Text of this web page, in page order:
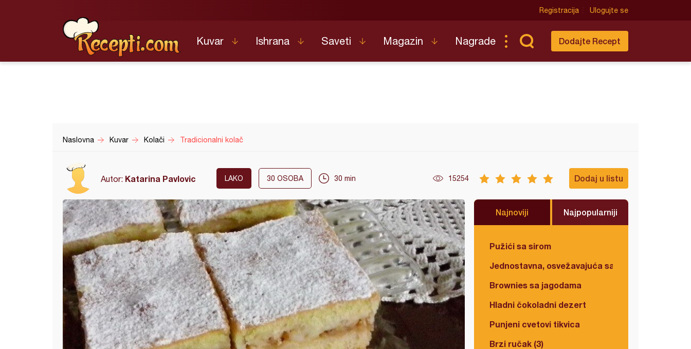
Registracija Ulogujte se
Kuvar Ishrana Saveti Magazin Nagrade Dodajte Recept
Naslovna Kuvar Kolači Tradicionalni kolač
Autor: Katarina Pavlovic LAKO 30 OSOBA 30 min 15254 Dodaj u listu
Najnoviji Najpopularniji
Pužići sa sirom
Jednostavna, osvežavajuća salata
Brownies sa jagodama
Hladni čokoladni dezert
Punjeni cvetovi tikvica
Brzi ručak (3)